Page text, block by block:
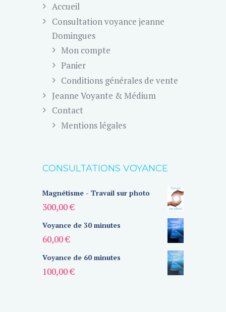
Accueil
Consultation voyance jeanne
Domingues
Mon compte
Panier
Conditions générales de vente
Jeanne Voyante & Médium
Contact
Mentions légales
CONSULTATIONS VOYANCE
Magnétisme - Travail sur photo
300,00€
Voyance de 30 minutes
60,00€
Voyance de 60 minutes
100,00€